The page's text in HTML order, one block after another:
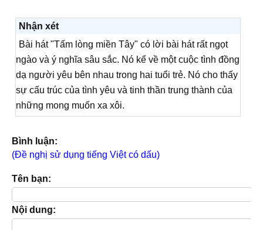
Nhận xét
Bài hát "Tấm lòng miền Tây" có lời bài hát rất ngọt
ngào và ý nghĩa sâu sắc. Nó kể về một cuộc tình đồng
dạ người yêu bên nhau trong hai tuổi trẻ. Nó cho thấy
sự cấu trúc của tình yêu và tinh thần trung thành của
những mong muốn xa xôi.
Bình luận:
(Đề nghị sử dụng tiếng Việt có dấu)
Tên bạn:
Nội dung: